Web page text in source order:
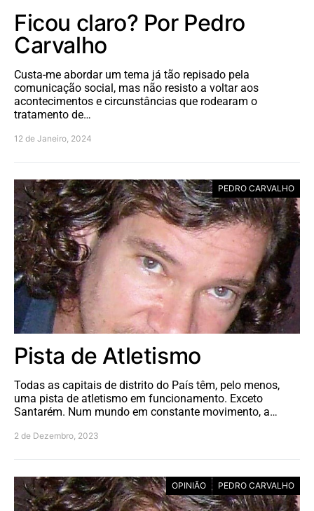
Ficou claro? Por Pedro
Carvalho
Custa-me abordar um tema já tão repisado pela
comunicação social, mas não resisto a voltar aos
acontecimentos e circunstâncias que rodearam o
tratamento de…
12 de Janeiro, 2024
PEDRO CARVALHO
Pista de Atletismo
Todas as capitais de distrito do País têm, pelo menos,
uma pista de atletismo em funcionamento. Exceto
Santarém. Num mundo em constante movimento, a…
2 de Dezembro, 2023
OPINIÃO PEDRO CARVALHO